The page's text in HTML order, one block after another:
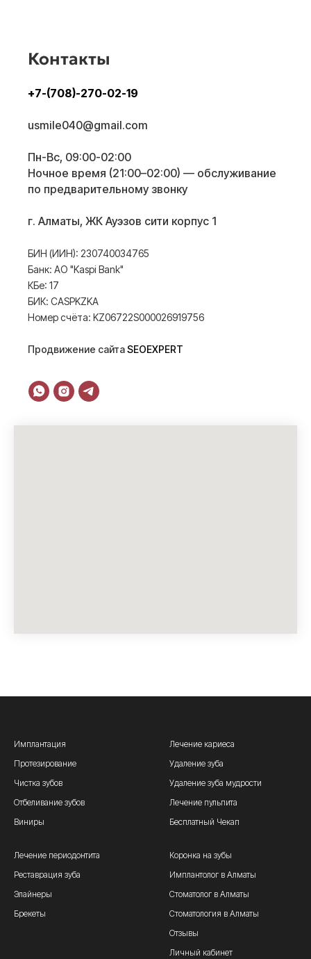
Контакты
+7-(708)-270-02-19
usmile040@gmail.com
Пн-Вс, 09:00-02:00
Ночное время (21:00–02:00) — обслуживание
по предварительному звонку
г. Алматы, ЖК Ауэзов сити корпус 1
БИН (ИИН): 230740034765
Банк: АО "Kaspi Bank"
КБе: 17
БИК: CASPKZKA
Номер счёта: KZ06722S000026919756
Продвижение сайтаSEOEXPERT
Имплантация
Протезирование
Чистка зубов
Отбеливание зубов
Виниры
Лечение кариеса
Удаление зуба
Удаление зуба мудрости
Лечение пульпита
Бесплатный Чекап
Лечение периодонтита
Реставрация зуба
Элайнеры
Брекеты
Коронка на зубы
Имплантолог в Алматы
Стоматолог в Алматы
Стоматология в Алматы
Отзывы
Личный кабинет